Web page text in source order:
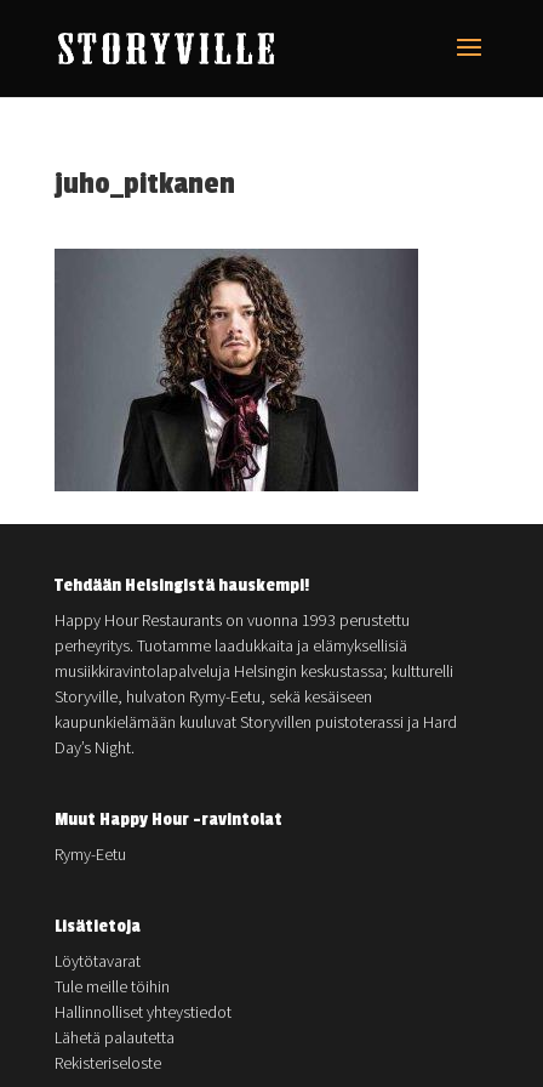
juho_pitkanen
Tehdään Helsingistä hauskempi!
Happy Hour Restaurants on vuonna 1993 perustettu
perheyritys. Tuotamme laadukkaita ja elämyksellisiä
musiikkiravintolapalveluja Helsingin keskustassa; kultturelli
Storyville, hulvaton Rymy-Eetu, sekä kesäiseen
kaupunkielämään kuuluvat Storyvillen puistoterassi ja Hard
Day’s Night.
Muut Happy Hour -ravintolat
Rymy-Eetu
Lisätietoja
Löytötavarat
Tule meille töihin
Hallinnolliset yhteystiedot
Lähetä palautetta
Rekisteriseloste